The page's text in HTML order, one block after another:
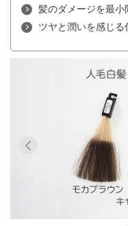
髪のダメージを最小
ツヤと潤いを感じる